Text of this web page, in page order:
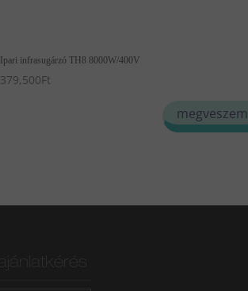
Ipari infrasugárzó TH8 8000W/400V
379,500Ft
megveszem